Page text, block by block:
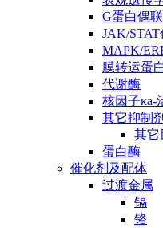
G蛋白偶
JAK/STAT
MAPK/
膜转运蛋
代谢酶
核因子κa-
其它抑制剂
其它
蛋白酶
催化剂及配体
过渡金属
镉
铬